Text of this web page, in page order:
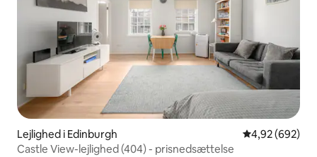
Lejlighed i Edinburgh 4,92 ud af 5 i
4,92 (692)
Castle View-lejlighed (404) - prisnedsættelse